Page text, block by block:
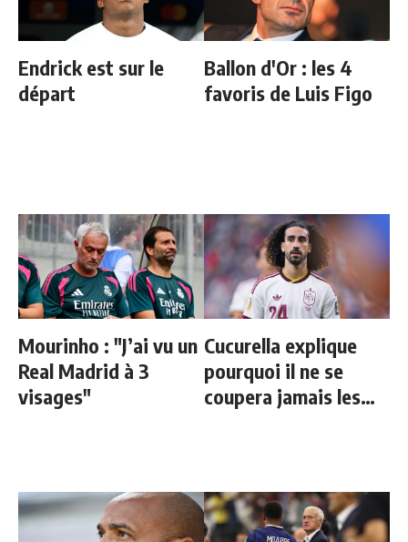
Endrick est sur le
départ
Ballon d'Or : les 4
favoris de Luis Figo
Mourinho : "J’ai vu un
Real Madrid à 3
visages"
Cucurella explique
pourquoi il ne se
coupera jamais les